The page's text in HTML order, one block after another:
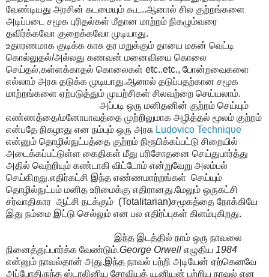
வேண்டியது அரசின் கடமையும் கூட..ஆனால் சில குற்றங்களை
அடிப்படை சமூக புரிதல்கள் மீதான மாற்றம் நிகழும்வரை
தவிர்க்கவோ குறைக்கவோ முடியாது.
உதாரணமாக குடிக்க காசு தர மறுக்கும் தாயை மகன் வெட்டி
கொல்லுதல்/அல்லது கணவன் மனைவியை கொலை
செய்தல்,கள்ளக்காதல் கொலைகள் etc..etc., போன்றவைகளை
எல்லாம் அரசு தடுக்க முடியாது.ஆனால் தடுப்பதற்கான சமூக
மாற்றங்களை ஏற்படுத்தும் முயற்சிகள் சிலவற்றை செய்யலாம்.
அப்படி ஒரு மனிதனின் குற்றம் செய்யும்
எண்ணத்தை/மனோபாவத்தை முற்றிலுமாக அழித்தல் மூலம் குற்றம்
என்பதே நிகழாது என நம்பும் ஒரு அரசு Ludovico Technique
என்னும் தொழில்நுட்பத்தை குற்றம் நிரூபிக்கப்பட்டு சிறையில்
அடைக்கப்பட்டுள்ள கைதிகள் மீது பரிசோதனை செய்துபார்த்து
அதில் வெற்றியும் கண்டாகி விட்டோம் என்றுவேறு அலம்பல்
செய்கிறது.எதிர்கட்சி இந்த எண்ணமாற்றங்கள் செய்யும்
தொழில்நுட்பம் மனித உரிமைக்கு எதிரானது.மேலும் ஒருகட்சி
சர்வாதிகார ஆட்சி நடக்கும் (Totalitarian)சமூகத்தை நோக்கியே
இது நம்மை இட்டு செல்லும் என பல எதிர்ப்புகள் கிளம்புகிறது.
இந்த இடத்தில் நாம் ஒரு நாவலை
நினைத்துப்பார்க்க வேண்டும்.George Orwell எழுதிய 1984
என்னும் நாவல்தான் அது.இந்த நாவல் பற்றி அடியேன் ஏற்கெனவே
அப்போதிருந்த ஸ்டாலினிய சோவியத் யூனியன் பற்றிய நாவல் என